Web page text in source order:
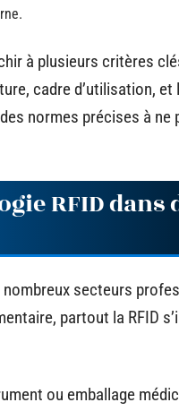
à plusieurs critères
cadre d’utilisation, et
normes précises à ne
RFID
nombreux secteurs
partout la RFID
ou emballage